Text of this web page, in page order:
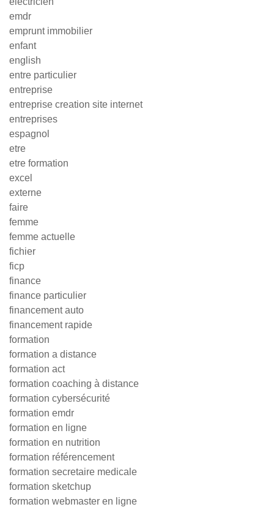
emdr
emprunt immobilier
enfant
english
entre particulier
entreprise
entreprise creation site internet
entreprises
espagnol
etre
etre formation
excel
externe
faire
femme
femme actuelle
fichier
ficp
finance
finance particulier
financement auto
financement rapide
formation
formation a distance
formation act
formation coaching à distance
formation cybersécurité
formation emdr
formation en ligne
formation en nutrition
formation référencement
formation secretaire medicale
formation sketchup
formation webmaster en ligne